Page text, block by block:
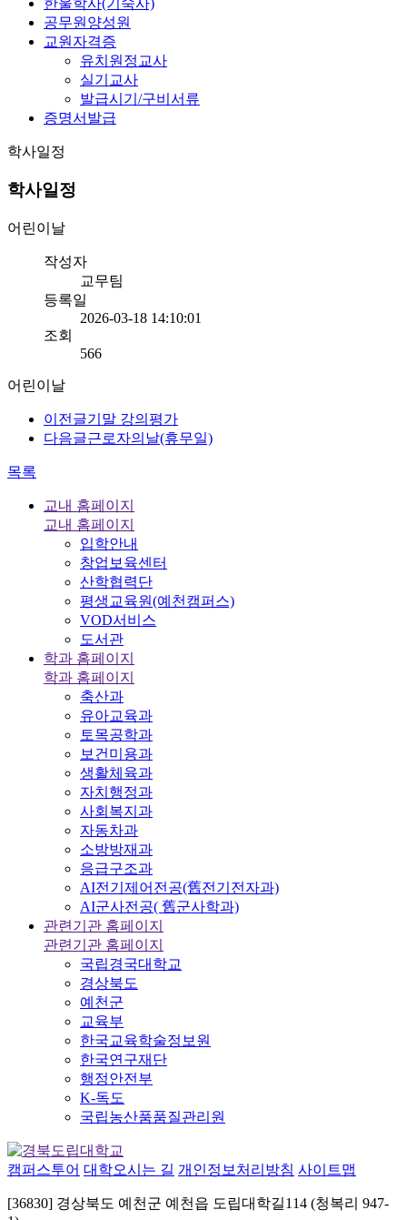
공무원양성원
교원자격증
유치원정교사
실기교사
발급시기/구비서류
증명서발급
학사일정
학사일정
어린이날
작성자
교무팀
등록일
2026-03-18 14:10:01
조회
566
어린이날
이전글기말 강의평가
다음글근로자의날(휴무일)
목록
교내 홈페이지
교내 홈페이지
입학안내
창업보육센터
산학협력단
평생교육원(예천캠퍼스)
VOD서비스
도서관
학과 홈페이지
학과 홈페이지
축산과
유아교육과
토목공학과
보건미용과
생활체육과
자치행정과
사회복지과
자동차과
소방방재과
응급구조과
AI전기제어전공(舊전기전자과)
AI군사전공( 舊군사학과)
관련기관 홈페이지
관련기관 홈페이지
국립경국대학교
경상북도
예천군
교육부
한국교육학술정보원
한국연구재단
행정안전부
K-독도
국립농산품품질관리원
캠퍼스투어 대학오시는 길 개인정보처리방침 사이트맵
[36830] 경상북도 예천군 예천읍 도립대학길114 (청복리 947-